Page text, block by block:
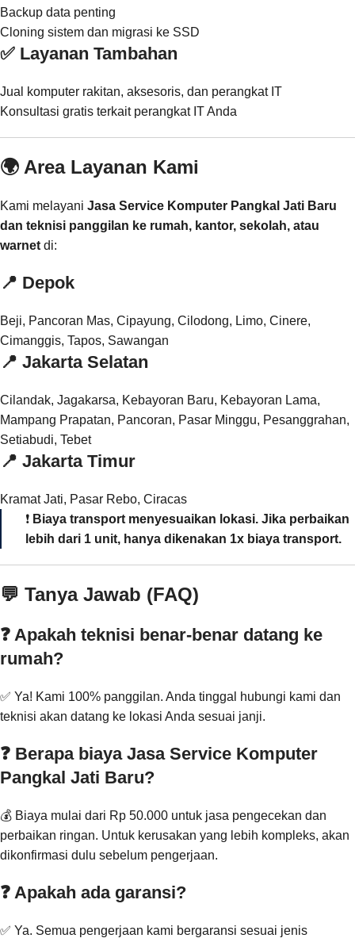
Backup data penting
Cloning sistem dan migrasi ke SSD
✅ Layanan Tambahan
Jual komputer rakitan, aksesoris, dan perangkat IT
Konsultasi gratis terkait perangkat IT Anda
🌍 Area Layanan Kami
Kami melayani Jasa Service Komputer Pangkal Jati Baru
dan teknisi panggilan ke rumah, kantor, sekolah, atau
warnet di:
📍 Depok
Beji, Pancoran Mas, Cipayung, Cilodong, Limo, Cinere,
Cimanggis, Tapos, Sawangan
📍 Jakarta Selatan
Cilandak, Jagakarsa, Kebayoran Baru, Kebayoran Lama,
Mampang Prapatan, Pancoran, Pasar Minggu, Pesanggrahan,
Setiabudi, Tebet
📍 Jakarta Timur
Kramat Jati, Pasar Rebo, Ciracas
❗ Biaya transport menyesuaikan lokasi. Jika perbaikan
lebih dari 1 unit, hanya dikenakan 1x biaya transport.
💬 Tanya Jawab (FAQ)
❓ Apakah teknisi benar-benar datang ke
rumah?
✅ Ya! Kami 100% panggilan. Anda tinggal hubungi kami dan
teknisi akan datang ke lokasi Anda sesuai janji.
❓ Berapa biaya Jasa Service Komputer
Pangkal Jati Baru?
💰 Biaya mulai dari Rp 50.000 untuk jasa pengecekan dan
perbaikan ringan. Untuk kerusakan yang lebih kompleks, akan
dikonfirmasi dulu sebelum pengerjaan.
❓ Apakah ada garansi?
✅ Ya. Semua pengerjaan kami bergaransi sesuai jenis